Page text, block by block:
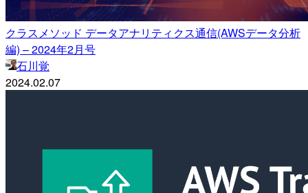
クラスメソッド データアナリティクス通信(AWSデータ分析
編) – 2024年2月号
石川覚
2024.02.07